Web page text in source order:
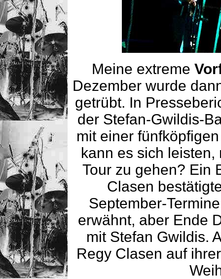
Meine extreme
Dezember wurde
getrübt. In
der Stefan-Gwildis-
mit einer
kann es sich
Tour zu gehen? Ein
Clasen
September-
erwähnt, aber Ende
mit Stefan Gwildis.
Regy Clasen auf